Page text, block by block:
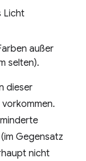
Licht
außer
selten).
dieser
Gegensatz
nicht